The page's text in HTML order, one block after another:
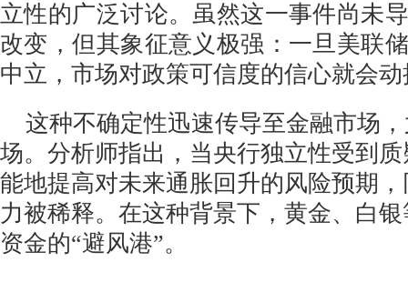
立性的广泛讨论。虽然这一事件尚未
改变，但其象征意义极强：一旦美联
中立，市场对政策可信度的信心就会
这种不确定性迅速传导至金融市场
场。分析师指出，当央行独立性受到
能地提高对未来通胀回升的风险预期
力被稀释。在这种背景下，黄金、白
资金的“避风港”。